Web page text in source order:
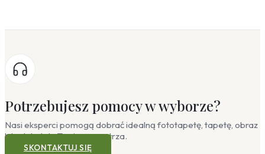
Potrzebujesz pomocy w wyborze?
Nasi eksperci pomogą dobrać idealną fototapetę, tapetę, obraz
lub plakat do Twojego wnętrza.
SKONTAKTUJ SIĘ